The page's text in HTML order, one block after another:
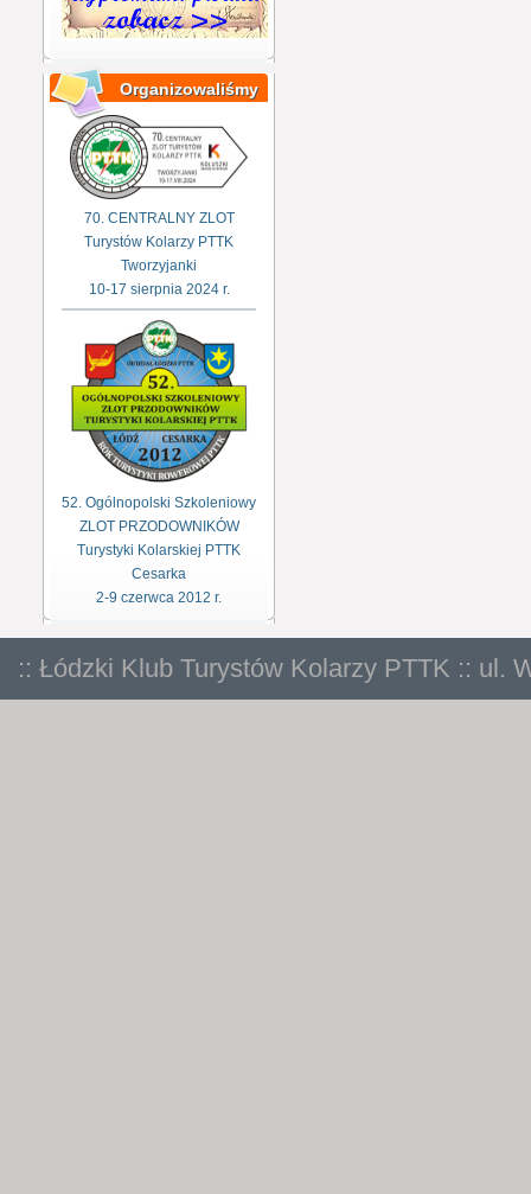
Organizowaliśmy
70. CENTRALNY ZLOT
Turystów Kolarzy PTTK
Tworzyjanki
10-17 sierpnia 2024 r.
52. Ogólnopolski Szkoleniowy
ZLOT PRZODOWNIKÓW
Turystyki Kolarskiej PTTK
Cesarka
2-9 czerwca 2012 r.
:: Łódzki Klub Turystów Kolarzy PTTK :: ul.